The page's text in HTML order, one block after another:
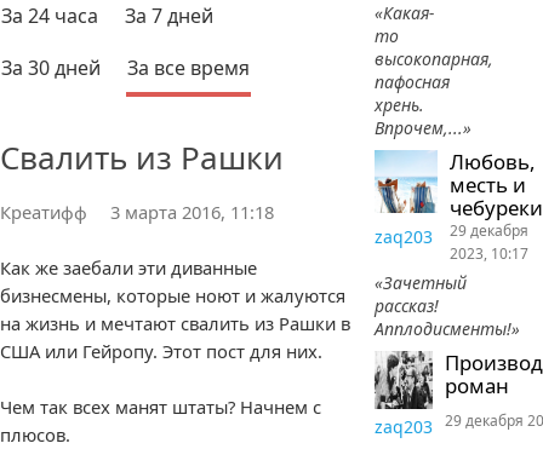
За 24 часа
За 7 дней
За 30 дней
За все время
Свалить из Рашки
Креатифф 3 марта 2016, 11:18
Как же заебали эти диванные
бизнесмены, которые ноют и жалуются
на жизнь и мечтают свалить из Рашки в
США или Гейропу. Этот пост для них.
Чем так всех манят штаты? Начнем с
плюсов.
«Какая-
то
высокопарная,
пафосная
хрень.
Впрочем,...»
Любовь,
месть и
чебуреки
zaq203
«Зачетный
рассказ!
Апплодисменты!»
29 декабря
2023, 10:17
роман
zaq203 29 декабря